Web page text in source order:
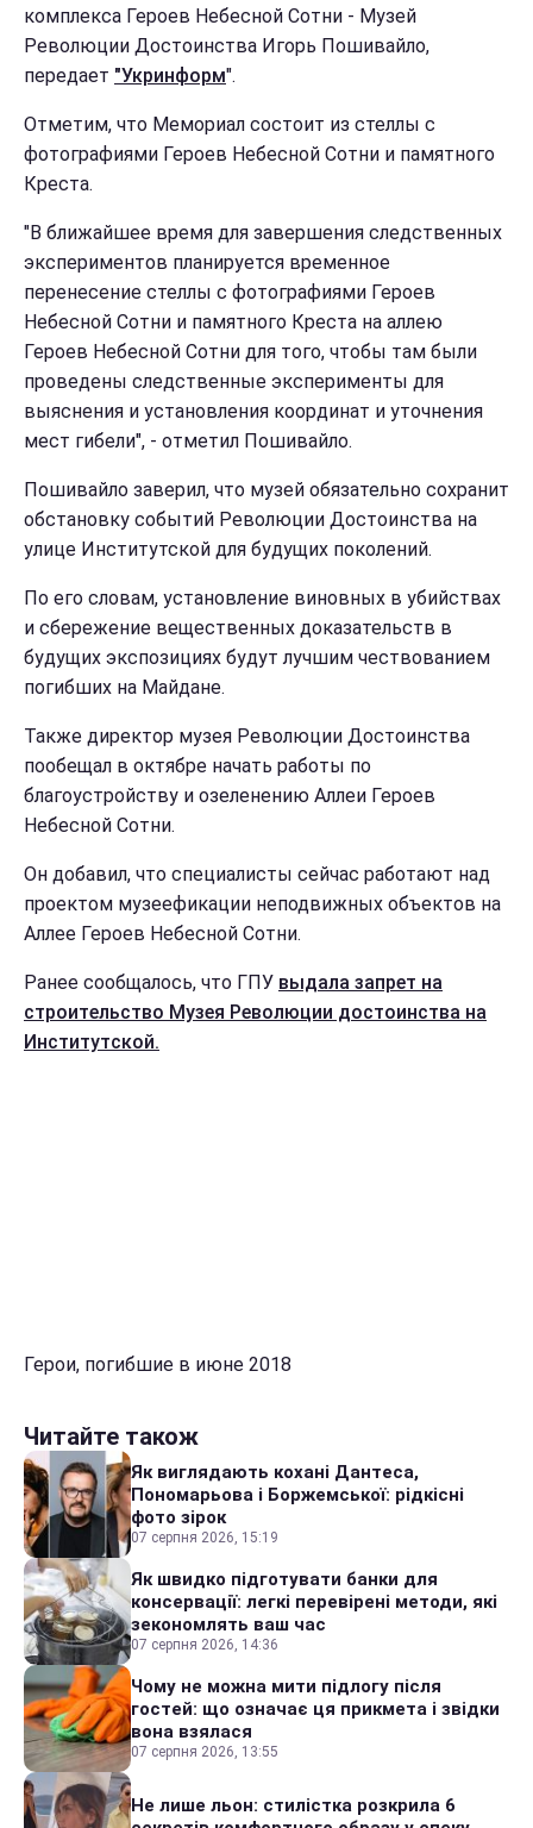
комплекса Героев Небесной Сотни - Музей
Революции Достоинства Игорь Пошивайло,
передает "Укринформ".
Отметим, что Мемориал состоит из стеллы с
фотографиями Героев Небесной Сотни и памятного
Креста.
"В ближайшее время для завершения следственных
экспериментов планируется временное
перенесение стеллы с фотографиями Героев
Небесной Сотни и памятного Креста на аллею
Героев Небесной Сотни для того, чтобы там были
проведены следственные эксперименты для
выяснения и установления координат и уточнения
мест гибели", - отметил Пошивайло.
Пошивайло заверил, что музей обязательно сохранит
обстановку событий Революции Достоинства на
улице Институтской для будущих поколений.
По его словам, установление виновных в убийствах
и сбережение вещественных доказательств в
будущих экспозициях будут лучшим чествованием
погибших на Майдане.
Также директор музея Революции Достоинства
пообещал в октябре начать работы по
благоустройству и озеленению Аллеи Героев
Небесной Сотни.
Он добавил, что специалисты сейчас работают над
проектом музеефикации неподвижных объектов на
Аллее Героев Небесной Сотни.
Ранее сообщалось, что ГПУ выдала запрет на
строительство Музея Революции достоинства на
Институтской.
Герои, погибшие в июне 2018
Читайте також
Як виглядають кохані Дантеса,
Пономарьова і Боржемської: рідкісні
фото зірок
07 серпня 2026, 15:19
Як швидко підготувати банки для
консервації: легкі перевірені методи, які
зекономлять ваш час
07 серпня 2026, 14:36
Чому не можна мити підлогу після
гостей: що означає ця прикмета і звідки
вона взялася
07 серпня 2026, 13:55
Не лише льон: стилістка розкрила 6